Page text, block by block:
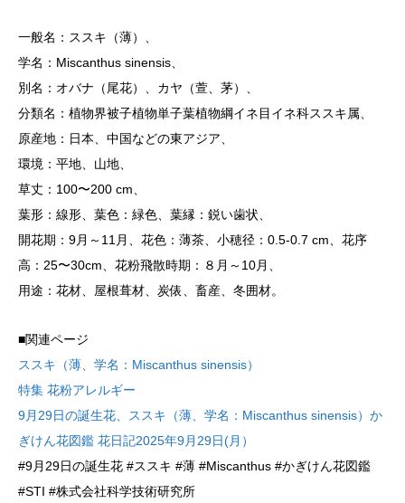
一般名：ススキ（薄）、
学名：Miscanthus sinensis、
別名：オバナ（尾花）、カヤ（萱、茅）、
分類名：植物界被子植物単子葉植物綱イネ目イネ科ススキ属、
原産地：日本、中国などの東アジア、
環境：平地、山地、
草丈：100〜200 cm、
葉形：線形、葉色：緑色、葉縁：鋭い歯状、
開花期：9月～11月、花色：薄茶、小穂径：0.5-0.7 cm、花序
高：25〜30cm、花粉飛散時期：８月～10月、
用途：花材、屋根葺材、炭俵、畜産、冬囲材。
■関連ページ
ススキ（薄、学名：Miscanthus sinensis）
特集 花粉アレルギー
9月29日の誕生花、ススキ（薄、学名：Miscanthus sinensis）か
ぎけん花図鑑 花日記2025年9月29日(月）
#9月29日の誕生花 #ススキ #薄 #Miscanthus #かぎけん花図鑑
#STI #株式会社科学技術研究所